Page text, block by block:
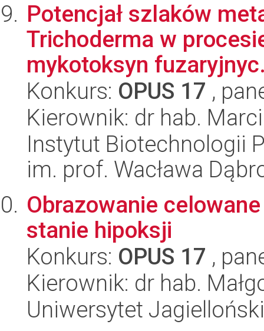
Potencjał szlaków
Trichoderma w
mykotoksyn
Konkurs: OPUS 17 ,
Kierownik: dr hab.
Instytut Biotechnologii
im. prof. Wacława
Obrazowanie
stanie hipoksji
Konkurs: OPUS 17 ,
Kierownik: dr hab.
Uniwersytet